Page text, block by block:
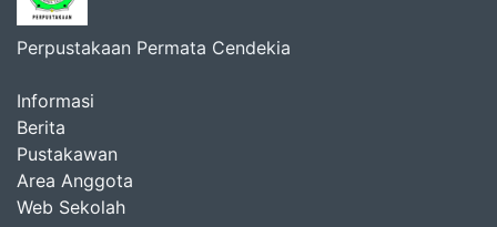
Perpustakaan Permata Cendekia
Informasi
Berita
Pustakawan
Area Anggota
Web Sekolah